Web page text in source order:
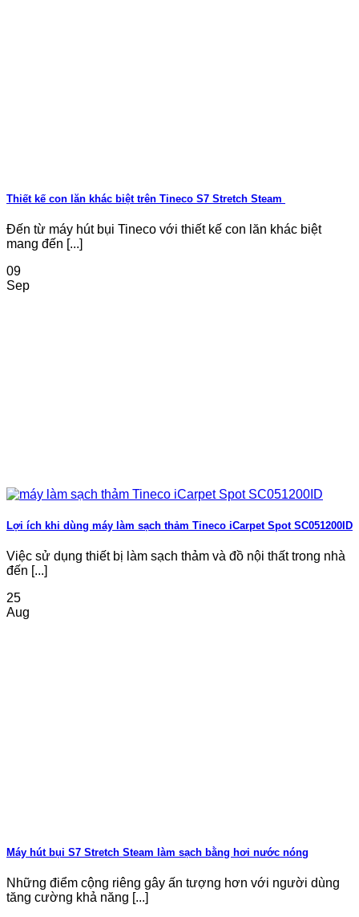
Thiết kế con lăn khác biệt trên Tineco S7 Stretch Steam
Đến từ máy hút bụi Tineco với thiết kế con lăn khác biệt
mang đến [...]
09
Sep
Lợi ích khi dùng máy làm sạch thảm Tineco iCarpet Spot SC051200ID
Việc sử dụng thiết bị làm sạch thảm và đồ nội thất trong nhà
đến [...]
25
Aug
Máy hút bụi S7 Stretch Steam làm sạch bằng hơi nước nóng
Những điểm cộng riêng gây ấn tượng hơn với người dùng
tăng cường khả năng [...]